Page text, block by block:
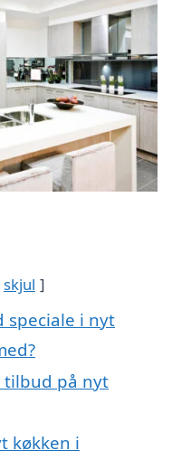
skjul
speciale i nyt
på nyt
køkken i